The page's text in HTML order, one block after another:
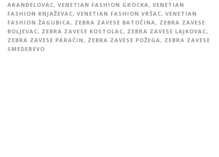
ARANĐELOVAC, VENETIAN FASHION GROCKA , VENETIAN
FASHION KNJAŽEVAC, VENETIAN FASHION VRŠAC, VENETIAN
FASHION ŽAGUBICA , ZEBRA ZAVESE BATOČINA , ZEBRA ZAVESE
BOLJEVAC, ZEBRA ZAVESE KOSTOLAC, ZEBRA ZAVESE LAJKOVAC,
ZEBRA ZAVESE PARAĆIN , ZEBRA ZAVESE POŽEGA , ZEBRA ZAVESE
SMEDEREVO